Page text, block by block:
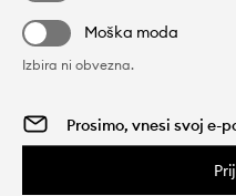
Moška moda
Izbira ni obvezna.